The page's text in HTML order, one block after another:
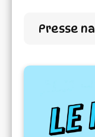
Presse